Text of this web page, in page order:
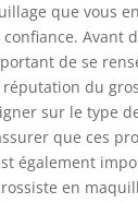
que vous
Avant
de se
du
sur le type
que ces
également
en